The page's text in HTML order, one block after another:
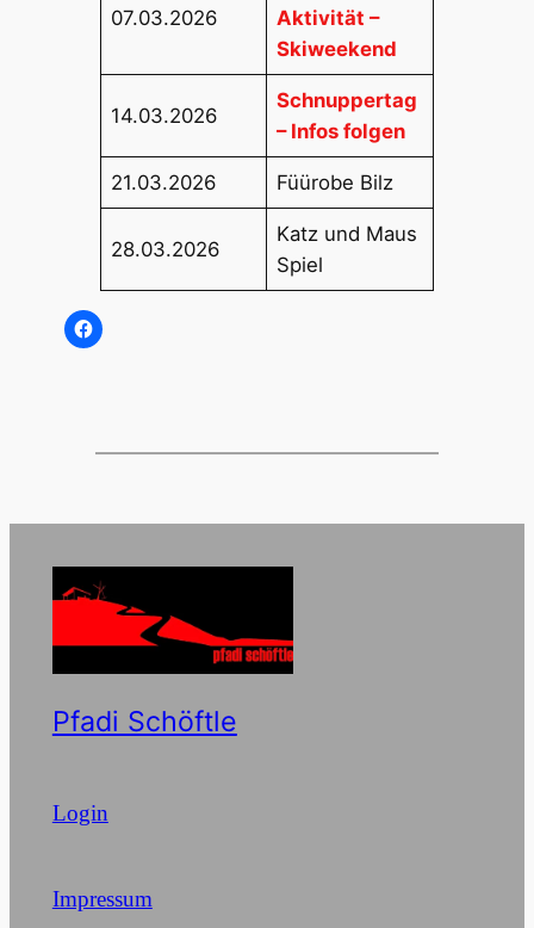
07.03.2026
Aktivität –
Skiweekend
14.03.2026
Schnuppertag
– Infos folgen
21.03.2026 Füürobe Bilz
28.03.2026
Katz und Maus
Spiel
Pfadi Schöftle
Login
Impressum